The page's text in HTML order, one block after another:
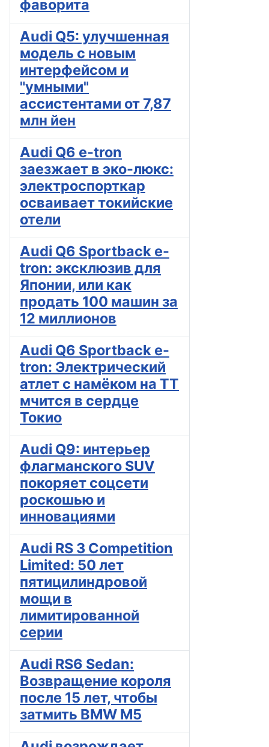
фаворита
Audi Q5: улучшенная
модель с новым
интерфейсом и
"умными"
ассистентами от 7,87
млн йен
Audi Q6 e-tron
заезжает в эко-люкс:
электроспорткар
осваивает токийские
отели
Audi Q6 Sportback e-
tron: эксклюзив для
Японии, или как
продать 100 машин за
12 миллионов
Audi Q6 Sportback e-
tron: Электрический
атлет с намёком на TT
мчится в сердце
Токио
Audi Q9: интерьер
флагманского SUV
покоряет соцсети
роскошью и
инновациями
Audi RS 3 Competition
Limited: 50 лет
пятицилиндровой
мощи в
лимитированной
серии
Audi RS6 Sedan:
Возвращение короля
после 15 лет, чтобы
затмить BMW M5